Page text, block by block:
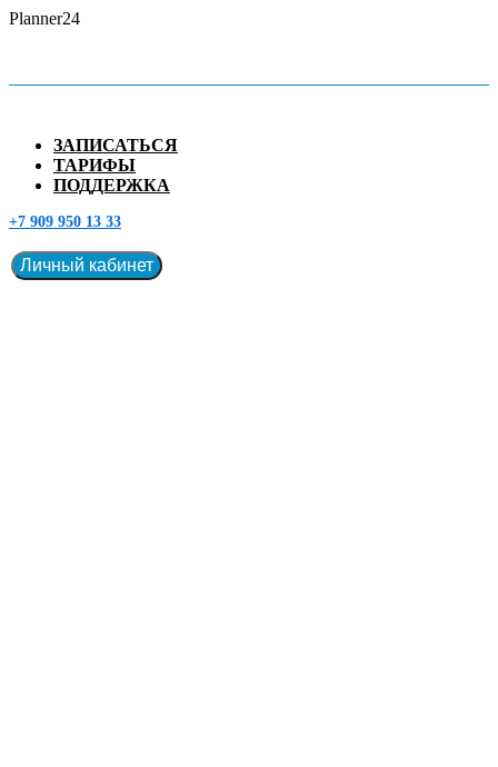
Planner24
ЗАПИСАТЬСЯ
ТАРИФЫ
ПОДДЕРЖКА
+7 909 950 13 33